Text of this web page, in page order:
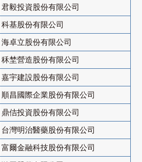
君毅投資股份有限公司
科基股份有限公司
海卓立股份有限公司
秝埜營造股份有限公司
嘉宇建設股份有限公司
順昌國際企業股份有限公司
鼎佶投資股份有限公司
台灣明治醫藥股份有限公司
富爾金融科技股份有限公司